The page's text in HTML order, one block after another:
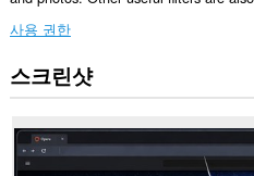
사용 권한
이
확
기
능
은
스크린샷